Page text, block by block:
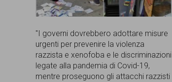
razzismo
da
Lunaria
in
"I governi dovrebbero adottare misure
urgenti per prevenire la violenza
razzista e xenofoba e le discriminazioni
legate alla pandemia di Covid-19,
mentre proseguono gli attacchi razzisti